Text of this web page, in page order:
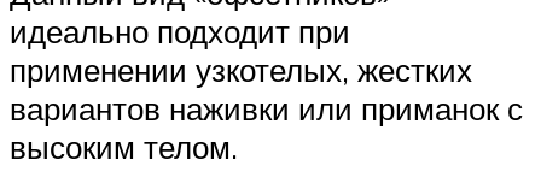
идеально подходит при
применении узкотелых, жестких
вариантов наживки или приманок с
высоким телом.